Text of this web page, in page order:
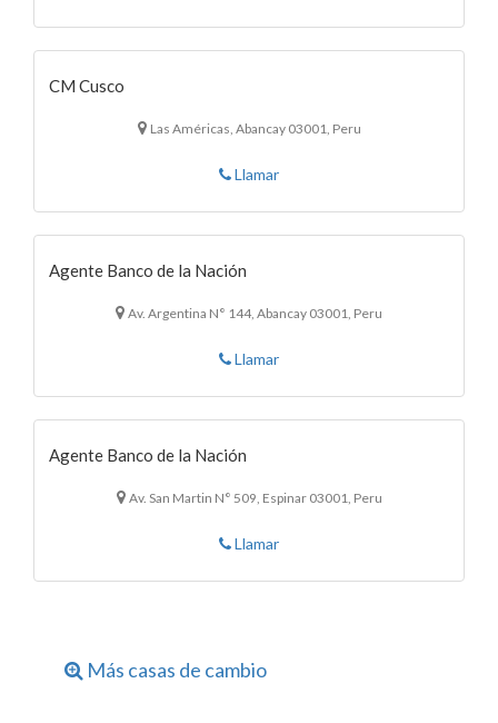
CM Cusco
Las Américas, Abancay 03001, Peru
Llamar
Agente Banco de la Nación
Av. Argentina N° 144, Abancay 03001, Peru
Llamar
Agente Banco de la Nación
Av. San Martin N° 509, Espinar 03001, Peru
Llamar
Más casas de cambio